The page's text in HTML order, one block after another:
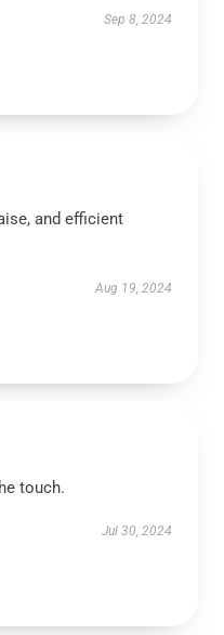
Sep 8, 2024
and efficient
Aug 19, 2024
touch.
Jul 30, 2024